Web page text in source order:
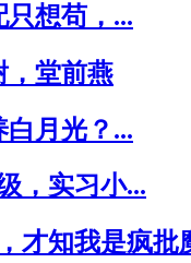
只想苟，...
，堂前燕
白月光？...
，实习小...
才知我是疯批